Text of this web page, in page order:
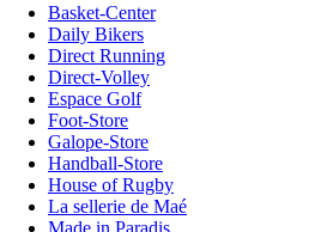
Basket-Center
Daily Bikers
Direct Running
Direct-Volley
Espace Golf
Foot-Store
Galope-Store
Handball-Store
House of Rugby
La sellerie de Maé
Made in Paradis